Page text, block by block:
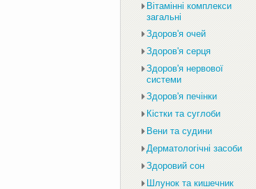
Вітамінні комплекси
загальні
Здоров'я очей
Здоров'я серця
Здоров'я нервової
системи
Здоров'я печінки
Кістки та суглоби
Вени та судини
Дерматологічні засоби
Здоровий сон
Шлунок та кишечник